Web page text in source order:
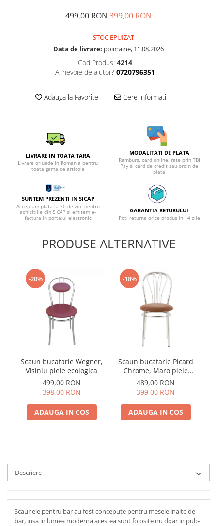
499,00 RON399,00 RON
STOC EPUIZAT
Data de livrare: poimaine, 11.08.2026
Cod Produs: 4214
Ai nevoie de ajutor? 0720796351
Adauga la Favorite Cere informatii
LIVRARE IN TOATA TARA
Livrare oriunde in Romania pentru
toata gama de articole
MODALITATI DE PLATA
Ramburs, card online, rate prin TBI
Pay si card de credit sau ordin de
plata
SUNTEM PREZENTI IN SICAP
Acceptam plata la 30 de zile pentru
achizitiile din SICAP si emitem e-
factura in portalul electronic
GARANTIA RETURULUI
Poti returna orice produs in 14 zile
PRODUSE ALTERNATIVE
-20%
Scaun bucatarie Wegner,
Visiniu piele ecologica
499,00 RON
398,00 RON
ADAUGA IN COS
-18%
Scaun bucatarie Picard
Chrome, Maro piele
ecologica
489,00 RON
399,00 RON
ADAUGA IN COS
Descriere
Scaunele pentru bar au fost concepute pentru mesele inalte de
bar, insa in lumea moderna acestea sunt folosite nu doar in pub-